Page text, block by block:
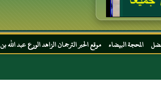
الحبر الترجمان الزاهد الورع عبد الله بن عباس رضي الله عنهما